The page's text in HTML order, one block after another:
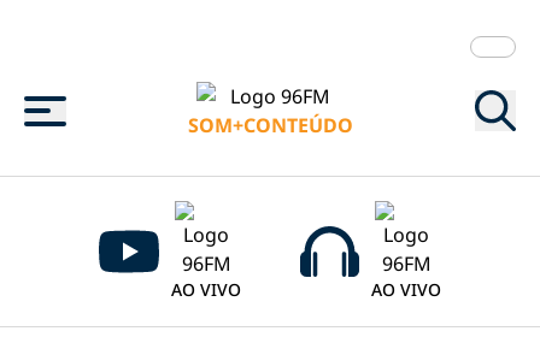
Menu
SOM+CONTEÚDO
AO VIVO AO VIVO